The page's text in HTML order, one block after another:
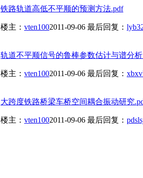
铁路轨道高低不平顺的预测方法.pdf
楼主： vten1002011-09-06 最后回复：
轨道不平顺信号的鲁棒参数估计与谱分
楼主： vten1002011-09-06 最后回复：
大跨度铁路桥梁车桥空间耦合振动研究
楼主： vten1002011-09-06 最后回复：